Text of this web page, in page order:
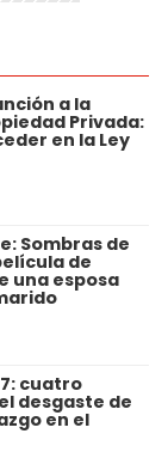
a la
Privada:
en la Ley
Sombras de
de
una esposa
cuatro
desgaste de
en el